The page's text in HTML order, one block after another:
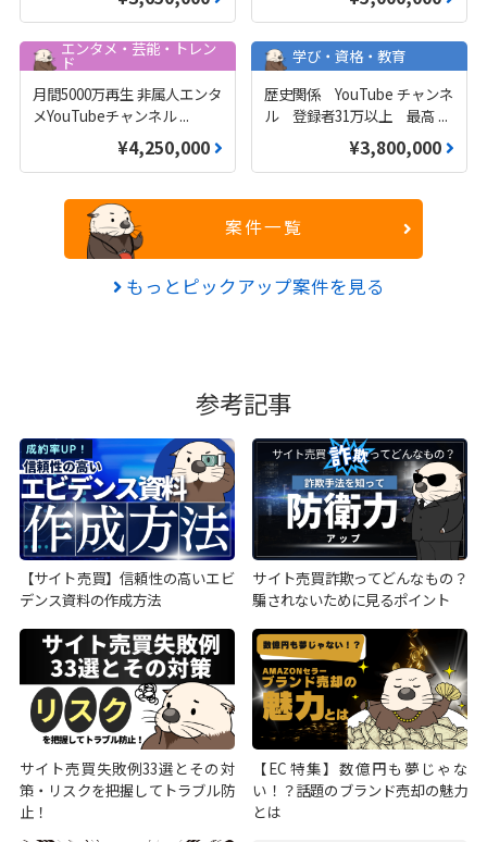
エンタメ・芸能・トレン
ド
月間5000万再生 非属人エンタ
メYouTubeチャンネル...
¥4,250,000
学び・資格・教育
歴史関係 YouTube チャンネ
ル 登録者31万以上 最高 ...
¥3,800,000
案件一覧
もっとピックアップ案件を見る
参考記事
【サイト売買】信頼性の高いエビ
デンス資料の作成方法
サイト売買詐欺ってどんなもの？
騙されないために見るポイント
サイト売買失敗例33選とその対
策・リスクを把握してトラブル防
止！
【EC特集】数億円も夢じゃな
い！？話題のブランド売却の魅力
とは